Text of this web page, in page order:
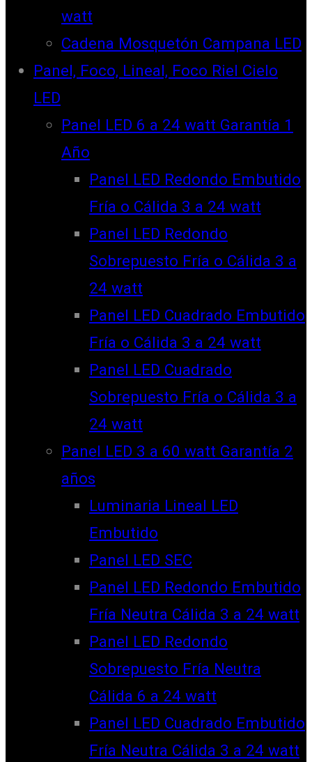
watt
Cadena Mosquetón Campana LED
Panel, Foco, Lineal, Foco Riel Cielo
LED
Panel LED 6 a 24 watt Garantía 1
Año
Panel LED Redondo Embutido
Fría o Cálida 3 a 24 watt
Panel LED Redondo
Sobrepuesto Fría o Cálida 3 a
24 watt
Panel LED Cuadrado Embutido
Fría o Cálida 3 a 24 watt
Panel LED Cuadrado
Sobrepuesto Fría o Cálida 3 a
24 watt
Panel LED 3 a 60 watt Garantía 2
años
Luminaria Lineal LED
Embutido
Panel LED SEC
Panel LED Redondo Embutido
Fría Neutra Cálida 3 a 24 watt
Panel LED Redondo
Sobrepuesto Fría Neutra
Cálida 6 a 24 watt
Panel LED Cuadrado Embutido
Fría Neutra Cálida 3 a 24 watt